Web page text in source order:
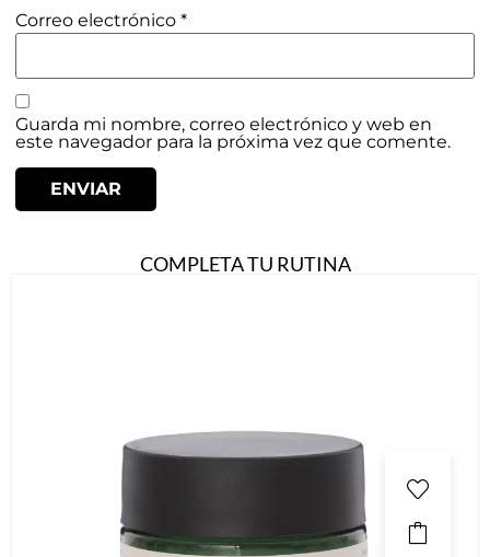
Correo electrónico*
Guarda mi nombre, correo electrónico y web en
este navegador para la próxima vez que comente.
COMPLETA TU RUTINA